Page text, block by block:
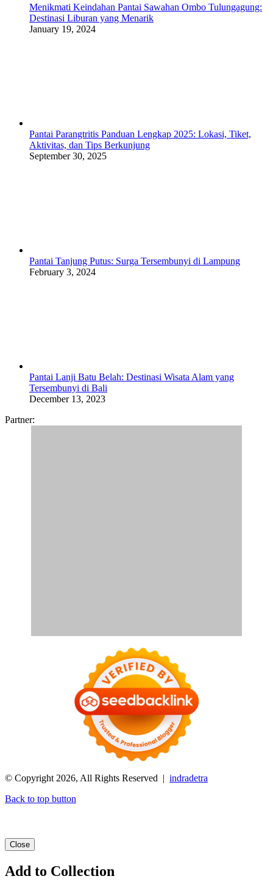
Menikmati Keindahan Pantai Sawahan Ombo Tulungagung:
Destinasi Liburan yang Menarik
January 19, 2024
Pantai Parangtritis Panduan Lengkap 2025: Lokasi, Tiket,
Aktivitas, dan Tips Berkunjung
September 30, 2025
Pantai Tanjung Putus: Surga Tersembunyi di Lampung
February 3, 2024
Pantai Lanji Batu Belah: Destinasi Wisata Alam yang
Tersembunyi di Bali
December 13, 2023
Partner:
© Copyright 2026, All Rights Reserved | indradetra
Back to top button
Close
Add to Collection